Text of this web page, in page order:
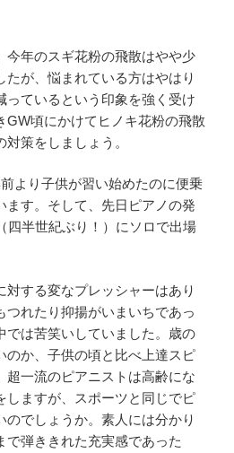
今年のスギ花粉の飛散はやや少
たが、悩まれている方はやはり
っているという印象を強く受け
GW頃にかけてヒノキ花粉の飛散
策をしましょう。
より子供が習い始めたのに便乗
ます。そして、先日ピアノの発
四半世紀ぶり！）にソロで出場
対する変なプレッシャーはあり
つれたり抑揚がいまいちであっ
では苦笑いしていました。歳の
のか、子供の頃と比べ上達スピ
超一流のピアニストは高齢にな
しますが、スポーツと同じでピ
のでしょうか。素人には分かり
で弾ききれた充実感であった